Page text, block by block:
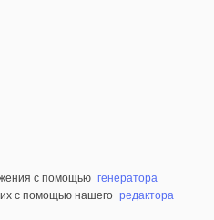
с помощью генератора
с помощью нашего редактора